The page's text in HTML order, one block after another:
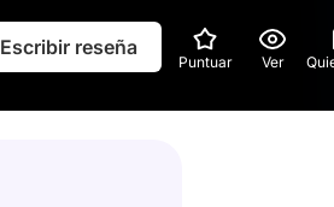
Escribir reseña
Puntuar Ver